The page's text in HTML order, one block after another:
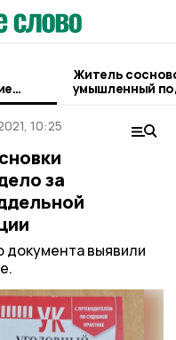
Житель
умышленный
односельчанки
10:25
за
документа выявили